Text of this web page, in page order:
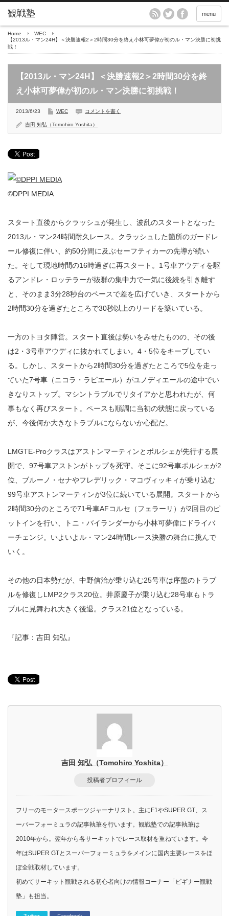
menu
Home
WEC
【2013ル・マン24H】＜決勝速報2＞2時間30分を終え小林可夢偉が初のル・マン決勝に初挑
戦！
【2013ル・マン24H】＜決勝速報2＞2時間30分を終
え小林可夢偉が初のル・マン決勝に初挑戦！
2013/6/23 WEC コメントを書く
吉田 知弘（Tomohiro Yoshita）
©DPPI MEDIA
スタート直後からクラッシュが発生し、波乱のスタートとなった
2013ル・マン24時間耐久レース。クラッシュした箇所のガードレ
ール修復に伴い、約50分間に及ぶセーフティカーの先導が続い
た。そして現地時間の16時過ぎに再スタート。1号車アウディを駆
るアンドレ・ロッテラーが抜群の集中力で一気に後続を引き離す
と、そのまま3分28秒台のペースで差を広げていき、スタートから
2時間30分を過ぎたところで30秒以上のリードを築いている。
一方のトヨタ陣営。スタート直後は勢いをみせたものの、その後
は2・3号車アウディに抜かれてしまい。4・5位をキープしてい
る。しかし、スタートから2時間30分を過ぎたところで5位を走っ
ていた7号車（ニコラ・ラピエール）がユノディエールの途中でい
きなりストップ。マシントラブルでリタイアかと思われたが、何
事もなく再びスタート。ペースも順調に当初の状態に戻っている
が、今後何か大きなトラブルにならないか心配だ。
LMGTE-Proクラスはアストンマーティンとポルシェが先行する展
開で、97号車アストンがトップを死守。そこに92号車ポルシェが2
位、ブルーノ・セナやフレデリック・マコヴィッキィが乗り込む
99号車アストンマーティンが3位に続いている展開。スタートから
2時間30分のところで71号車AFコルセ（フェラーリ）が2回目のピ
ットインを行い、トニ・バイランダーから小林可夢偉にドライバ
ーチェンジ。いよいよル・マン24時間レース決勝の舞台に挑んで
いく。
その他の日本勢だが、中野信治が乗り込む25号車は序盤のトラブ
ルを修復しLMP2クラス20位。井原慶子が乗り込む28号車もトラ
ブルに見舞われ大きく後退。クラス21位となっている。
『記事：吉田 知弘』
吉田 知弘（Tomohiro Yoshita）
投稿者プロフィール
フリーのモータースポーツジャーナリスト。主にF1やSUPER GT、ス
ーパーフォーミュラの記事執筆を行います。観戦塾での記事執筆は
2010年から。翌年から各サーキットでレース取材を重ねています。今
年はSUPER GTとスーパーフォーミュラをメインに国内主要レースをほ
ぼ全戦取材しています。
初めてサーキット観戦される初心者向けの情報コーナー「ビギナー観戦
塾」も担当。